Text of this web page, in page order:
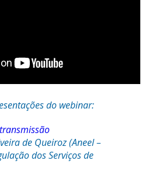
do webinar:
de Queiroz (Aneel –
dos Serviços de